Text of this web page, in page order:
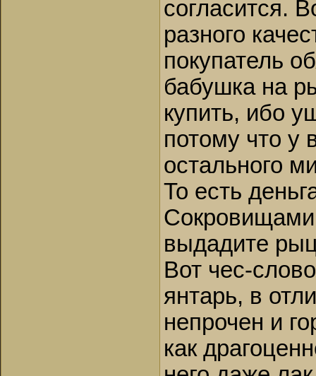
согласится.
разного
покупатель
бабушка на
купить, ибо
потому что у
остального
То есть
Сокровищами
выдадите
Вот чес-
янтарь, в
непрочен и
как